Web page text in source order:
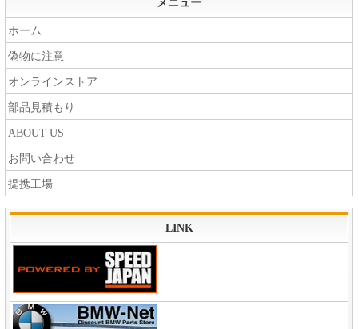
メニュー
ホーム
偽物に注意
オンラインストア
部品見積もり
ABOUT US
お問い合わせ
提携工場
LINK